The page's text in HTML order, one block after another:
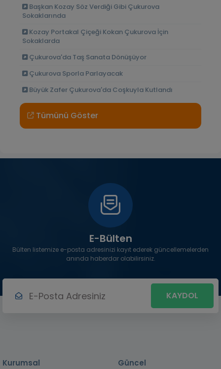
Başkan Kozay Söz Verdiği Gibi Çukurova
Sokaklarında
Kozay Portakal Çiçeği Kokan Çukurova İçin
Sokaklarda
Çukurova'da Taş Sanata Dönüşüyor
Çukurova Sporla Parlayacak
Büyük Zafer Çukurova'da Coşkuyla Kutlandı
Tümünü Göster
E-Bülten
Bülten listemize e-posta adresinizi kayıt ederek güncellemelerden
anında haberdar olabilirsiniz.
KAYDOL
Kurumsal Güncel